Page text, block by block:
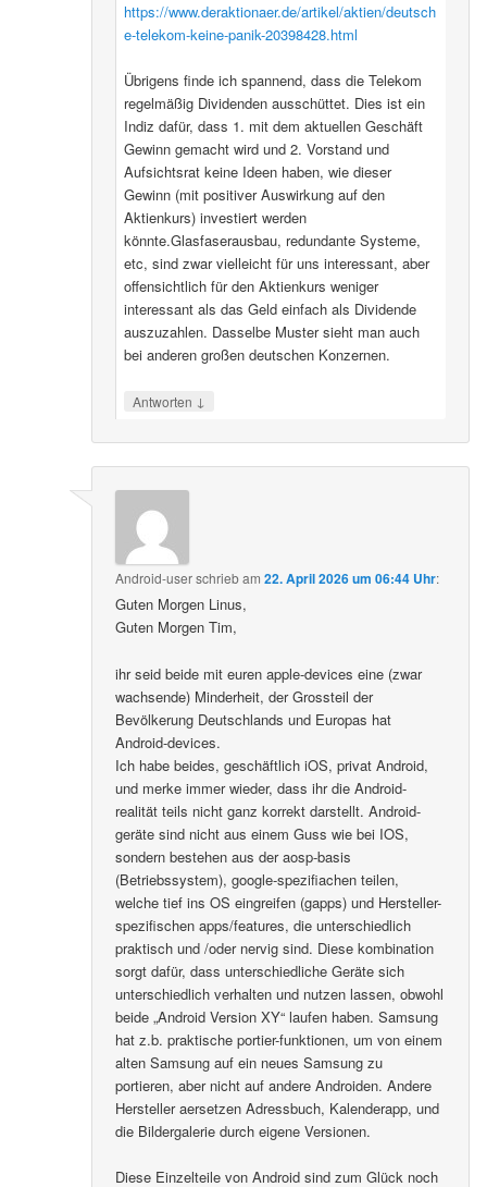
https://www.deraktionaer.de/artikel/aktien/deutsch
e-telekom-keine-panik-20398428.html
Übrigens finde ich spannend, dass die Telekom
regelmäßig Dividenden ausschüttet. Dies ist ein
Indiz dafür, dass 1. mit dem aktuellen Geschäft
Gewinn gemacht wird und 2. Vorstand und
Aufsichtsrat keine Ideen haben, wie dieser
Gewinn (mit positiver Auswirkung auf den
Aktienkurs) investiert werden
könnte.Glasfaserausbau, redundante Systeme,
etc, sind zwar vielleicht für uns interessant, aber
offensichtlich für den Aktienkurs weniger
interessant als das Geld einfach als Dividende
auszuzahlen. Dasselbe Muster sieht man auch
bei anderen großen deutschen Konzernen.
Antworten ↓
Android-userschriebam22. April 2026 um 06:44 Uhr:
Guten Morgen Linus,
Guten Morgen Tim,
ihr seid beide mit euren apple-devices eine (zwar
wachsende) Minderheit, der Grossteil der
Bevölkerung Deutschlands und Europas hat
Android-devices.
Ich habe beides, geschäftlich iOS, privat Android,
und merke immer wieder, dass ihr die Android-
realität teils nicht ganz korrekt darstellt. Android-
geräte sind nicht aus einem Guss wie bei IOS,
sondern bestehen aus der aosp-basis
(Betriebssystem), google-spezifiachen teilen,
welche tief ins OS eingreifen (gapps) und Hersteller-
spezifischen apps/features, die unterschiedlich
praktisch und /oder nervig sind. Diese kombination
sorgt dafür, dass unterschiedliche Geräte sich
unterschiedlich verhalten und nutzen lassen, obwohl
beide „Android Version XY“ laufen haben. Samsung
hat z.b. praktische portier-funktionen, um von einem
alten Samsung auf ein neues Samsung zu
portieren, aber nicht auf andere Androiden. Andere
Hersteller aersetzen Adressbuch, Kalenderapp, und
die Bildergalerie durch eigene Versionen.
Diese Einzelteile von Android sind zum Glück noch